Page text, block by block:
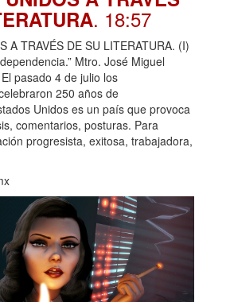
. 18:57
A TRAVÉS DE SU LITERATURA. (I)
Mtro. José Miguel
pasado 4 de julio los
250 años de
Unidos es un país que provoca
comentarios, posturas. Para
progresista, exitosa, trabajadora,